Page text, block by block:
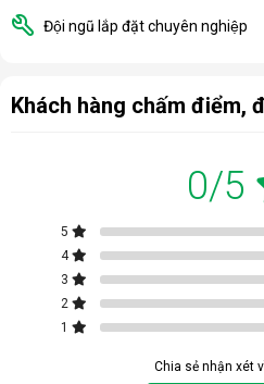
Đội ngũ lắp đặt chuyên nghiệp
Khách hàng chấm điểm,
0/5
5
4
3
2
1
Chia sẻ nhận xét